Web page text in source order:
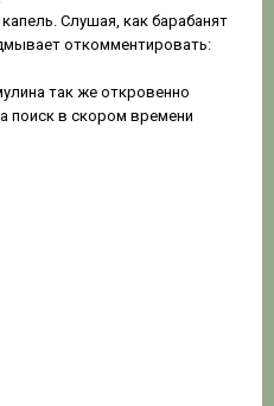
Слушая, как барабанят
откомментировать:
так же откровенно
поиск в скором времени